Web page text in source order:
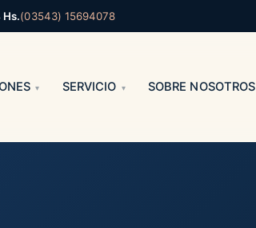
Hs.(03543) 15694078
SERVICIO SOBRE NOSOTROS